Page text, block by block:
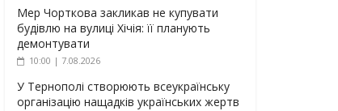
Мер Чорткова закликав не купувати
будівлю на вулиці Хічія: її планують
демонтувати
10:00 | 7.08.2026
У Тернополі створюють всеукраїнську
організацію нащадків українських жертв